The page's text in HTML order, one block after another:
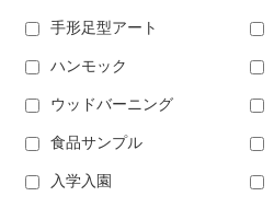
手形足型アート
ハンモック
ウッドバーニング
食品サンプル
入学入園